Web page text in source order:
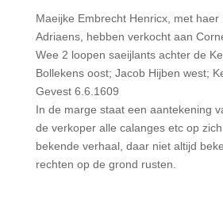
Maeijke Embrecht Henricx, met haer
Adriaens, hebben verkocht aan
Wee 2 loopen saeijlants achter de
Bollekens oost; Jacob Hijben west;
Gevest 6.6.1609
In de marge staat een aantekening
de verkoper alle calanges etc op
bekende verhaal, daar niet altijd
rechten op de grond rusten.